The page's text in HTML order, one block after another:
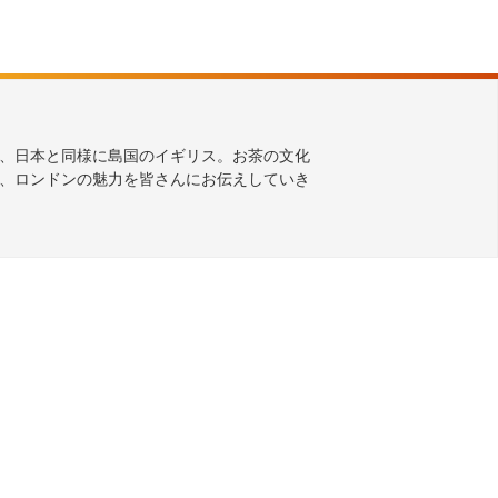
日本と同様に島国のイギリス。お茶の文化
ロンドンの魅力を皆さんにお伝えしていき